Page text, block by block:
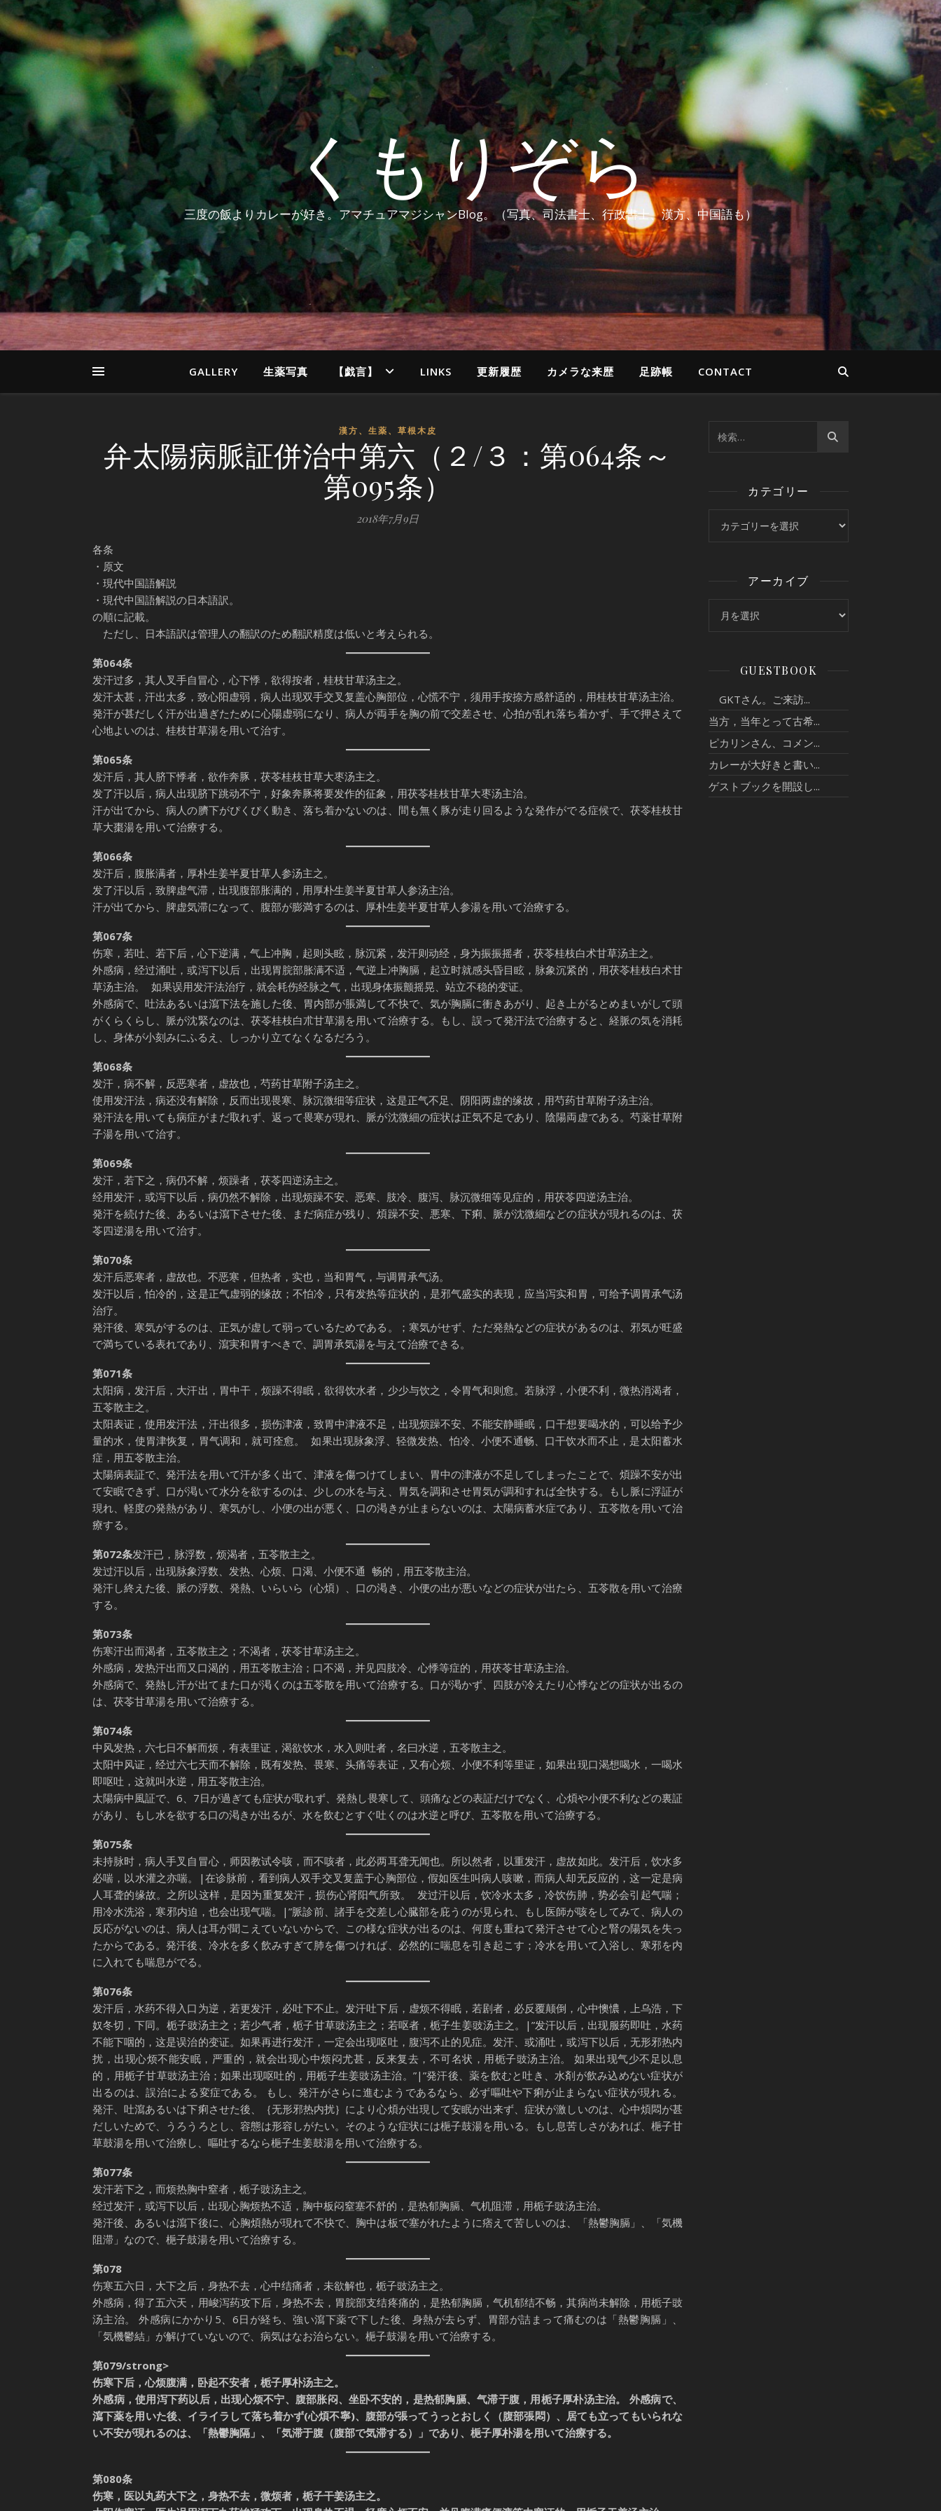
くもりぞら
三度の飯よりカレーが好き。アマチュアマジシャンBlog。（写真、司法書士、行政書士、漢方、中国語も）
GALLERY 生薬写真 【戯言】 LINKS 更新履歴 カメラな来歴 足跡帳 CONTACT
漢方、生薬、草根木皮
弁太陽病脈証併治中第六（２/３：第064条～
第095条）
2018年7月9日
各条
・原文
・現代中国語解説
・現代中国語解説の日本語訳。
の順に記載。
ただし、日本語訳は管理人の翻訳のため翻訳精度は低いと考えられる。
第064条
发汗过多，其人叉手自冒心，心下悸，欲得按者，桂枝甘草汤主之。
发汗太甚，汗出太多，致心阳虚弱，病人出现双手交叉复盖心胸部位，心慌不宁，须用手按捺方感舒适的，用桂枝甘草汤主治。
発汗が甚だしく汗が出過ぎたために心陽虚弱になり、病人が両手を胸の前で交差させ、心拍が乱れ落ち着かず、手で押さえて
心地よいのは、桂枝甘草湯を用いて治す。
第065条
发汗后，其人脐下悸者，欲作奔豚，茯苓桂枝甘草大枣汤主之。
发了汗以后，病人出现脐下跳动不宁，好象奔豚将要发作的征象，用茯苓桂枝甘草大枣汤主治。
汗が出てから、病人の臍下がぴくぴく動き、落ち着かないのは、間も無く豚が走り回るような発作がでる症候で、茯苓桂枝甘
草大棗湯を用いて治療する。
第066条
发汗后，腹胀满者，厚朴生姜半夏甘草人参汤主之。
发了汗以后，致脾虚气滞，出现腹部胀满的，用厚朴生姜半夏甘草人参汤主治。
汗が出てから、脾虚気滞になって、腹部が膨満するのは、厚朴生姜半夏甘草人参湯を用いて治療する。
第067条
伤寒，若吐、若下后，心下逆满，气上冲胸，起则头眩，脉沉紧，发汗则动经，身为振振摇者，茯苓桂枝白术甘草汤主之。
外感病，经过涌吐，或泻下以后，出现胃脘部胀满不适，气逆上冲胸膈，起立时就感头昏目眩，脉象沉紧的，用茯苓桂枝白术甘
草汤主治。 如果误用发汗法治疗，就会耗伤经脉之气，出现身体振颤摇晃、站立不稳的变证。
外感病で、吐法あるいは瀉下法を施した後、胃内部が脹満して不快で、気が胸膈に衝きあがり、起き上がるとめまいがして頭
がくらくらし、脈が沈緊なのは、茯苓桂枝白朮甘草湯を用いて治療する。もし、誤って発汗法で治療すると、経脈の気を消耗
し、身体が小刻みにふるえ、しっかり立てなくなるだろう。
第068条
发汗，病不解，反恶寒者，虚故也，芍药甘草附子汤主之。
使用发汗法，病还没有解除，反而出现畏寒、脉沉微细等症状，这是正气不足、阴阳两虚的缘故，用芍药甘草附子汤主治。
発汗法を用いても病症がまだ取れず、返って畏寒が現れ、脈が沈微細の症状は正気不足であり、陰陽両虚である。芍薬甘草附
子湯を用いて治す。
第069条
发汗，若下之，病仍不解，烦躁者，茯苓四逆汤主之。
经用发汗，或泻下以后，病仍然不解除，出现烦躁不安、恶寒、肢冷、腹泻、脉沉微细等见症的，用茯苓四逆汤主治。
発汗を続けた後、あるいは瀉下させた後、まだ病症が残り、煩躁不安、悪寒、下痢、脈が沈微細などの症状が現れるのは、茯
苓四逆湯を用いて治す。
第070条
发汗后恶寒者，虚故也。不恶寒，但热者，实也，当和胃气，与调胃承气汤。
发汗以后，怕冷的，这是正气虚弱的缘故；不怕冷，只有发热等症状的，是邪气盛实的表现，应当泻实和胃，可给予调胃承气汤
治疗。
発汗後、寒気がするのは、正気が虚して弱っているためである。；寒気がせず、ただ発熱などの症状があるのは、邪気が旺盛
で満ちている表れであり、瀉実和胃すべきで、調胃承気湯を与えて治療できる。
第071条
太阳病，发汗后，大汗出，胃中干，烦躁不得眠，欲得饮水者，少少与饮之，令胃气和则愈。若脉浮，小便不利，微热消渴者，
五苓散主之。
太阳表证，使用发汗法，汗出很多，损伤津液，致胃中津液不足，出现烦躁不安、不能安静睡眠，口干想要喝水的，可以给予少
量的水，使胃津恢复，胃气调和，就可痊愈。 如果出现脉象浮、轻微发热、怕冷、小便不通畅、口干饮水而不止，是太阳蓄水
症，用五苓散主治。
太陽病表証で、発汗法を用いて汗が多く出て、津液を傷つけてしまい、胃中の津液が不足してしまったことで、煩躁不安が出
て安眠できず、口が渇いて水分を欲するのは、少しの水を与え、胃気を調和させ胃気が調和すれば全快する。もし脈に浮証が
現れ、軽度の発熱があり、寒気がし、小便の出が悪く、口の渇きが止まらないのは、太陽病蓄水症であり、五苓散を用いて治
療する。
第072条发汗已，脉浮数，烦渴者，五苓散主之。
发过汗以后，出现脉象浮数、发热、心烦、口渴、小便不通 畅的，用五苓散主治。
発汗し終えた後、脈の浮数、発熱、いらいら（心煩）、口の渇き、小便の出が悪いなどの症状が出たら、五苓散を用いて治療
する。
第073条
伤寒汗出而渴者，五苓散主之；不渴者，茯苓甘草汤主之。
外感病，发热汗出而又口渴的，用五苓散主治；口不渴，并见四肢冷、心悸等症的，用茯苓甘草汤主治。
外感病で、発熱し汗が出てまた口が渇くのは五苓散を用いて治療する。口が渇かず、四肢が冷えたり心悸などの症状が出るの
は、茯苓甘草湯を用いて治療する。
第074条
中风发热，六七日不解而烦，有表里证，渴欲饮水，水入则吐者，名曰水逆，五苓散主之。
太阳中风证，经过六七天而不解除，既有发热、畏寒、头痛等表证，又有心烦、小便不利等里证，如果出现口渴想喝水，一喝水
即呕吐，这就叫水逆，用五苓散主治。
太陽病中風証で、6、7日が過ぎても症状が取れず、発熱し畏寒して、頭痛などの表証だけでなく、心煩や小便不利などの裏証
があり、もし水を欲する口の渇きが出るが、水を飲むとすぐ吐くのは水逆と呼び、五苓散を用いて治療する。
第075条
未持脉时，病人手叉自冒心，师因教试令咳，而不咳者，此必两耳聋无闻也。所以然者，以重发汗，虚故如此。发汗后，饮水多
必喘，以水灌之亦喘。|在诊脉前，看到病人双手交叉复盖于心胸部位，假如医生叫病人咳嗽，而病人却无反应的，这一定是病
人耳聋的缘故。之所以这样，是因为重复发汗，损伤心肾阳气所致。 发过汗以后，饮冷水太多，冷饮伤肺，势必会引起气喘；
用冷水洗浴，寒邪内迫，也会出现气喘。|”脈診前、諸手を交差し心臓部を庇うのが見られ、もし医師が咳をしてみて、病人の
反応がないのは、病人は耳が聞こえていないからで、この様な症状が出るのは、何度も重ねて発汗させて心と腎の陽気を失っ
たからである。発汗後、冷水を多く飲みすぎて肺を傷つければ、必然的に喘息を引き起こす；冷水を用いて入浴し、寒邪を内
に入れても喘息がでる。
第076条
发汗后，水药不得入口为逆，若更发汗，必吐下不止。发汗吐下后，虚烦不得眠，若剧者，必反覆颠倒，心中懊憹，上乌浩，下
奴冬切，下同。栀子豉汤主之；若少气者，栀子甘草豉汤主之；若呕者，栀子生姜豉汤主之。|”发汗以后，出现服药即吐，水药
不能下咽的，这是误治的变证。如果再进行发汗，一定会出现呕吐，腹泻不止的见症。发汗、或涌吐，或泻下以后，无形邪热内
扰，出现心烦不能安眠，严重的，就会出现心中烦闷尤甚，反来复去，不可名状，用栀子豉汤主治。 如果出现气少不足以息
的，用栀子甘草豉汤主治；如果出现呕吐的，用栀子生姜豉汤主治。”|”発汗後、薬を飲むと吐き、水剤が飲み込めない症状が
出るのは、誤治による変症である。 もし、発汗がさらに進むようであるなら、必ず嘔吐や下痢が止まらない症状が現れる。
発汗、吐瀉あるいは下痢させた後、｛无形邪热内扰｝により心煩が出現して安眠が出来ず、症状が激しいのは、心中煩悶が甚
だしいためで、うろうろとし、容態は形容しがたい。そのような症状には梔子鼓湯を用いる。もし息苦しさがあれば、梔子甘
草鼓湯を用いて治療し、嘔吐するなら梔子生姜鼓湯を用いて治療する。
第077条
发汗若下之，而烦热胸中窒者，栀子豉汤主之。
经过发汗，或泻下以后，出现心胸烦热不适，胸中板闷窒塞不舒的，是热郁胸膈、气机阻滞，用栀子豉汤主治。
発汗後、あるいは瀉下後に、心胸煩熱が現れて不快で、胸中は板で塞がれたように痞えて苦しいのは、「熱鬱胸膈」、「気機
阻滞」なので、梔子鼓湯を用いて治療する。
第078
伤寒五六日，大下之后，身热不去，心中结痛者，未欲解也，栀子豉汤主之。
外感病，得了五六天，用峻泻药攻下后，身热不去，胃脘部支结疼痛的，是热郁胸膈，气机郁结不畅，其病尚未解除，用栀子豉
汤主治。 外感病にかかり5、6日が経ち、強い瀉下薬で下した後、身熱が去らず、胃部が詰まって痛むのは「熱鬱胸膈」、
「気機鬱結」が解けていないので、病気はなお治らない。梔子鼓湯を用いて治療する。
第079/strong>
伤寒下后，心烦腹满，卧起不安者，栀子厚朴汤主之。
外感病，使用泻下药以后，出现心烦不宁、腹部胀闷、坐卧不安的，是热郁胸膈、气滞于腹，用栀子厚朴汤主治。 外感病で、
瀉下薬を用いた後、イライラして落ち着かず(心煩不寧)、腹部が張ってうっとおしく（腹部張悶）、居ても立ってもいられな
い不安が現れるのは、「熱鬱胸隔」、「気滞于腹（腹部で気滞する）」であり、梔子厚朴湯を用いて治療する。
第080条
伤寒，医以丸药大下之，身热不去，微烦者，栀子干姜汤主之。
カテゴリー
アーカイブ
GUESTBOOK
GKTさん。ご来訪...
当方，当年とって古希...
ピカリンさん、コメン...
カレーが大好きと書い...
ゲストブックを開設し...